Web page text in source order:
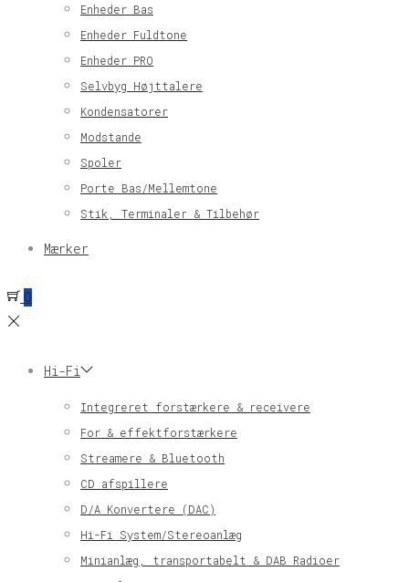
Enheder Bas
Enheder Fuldtone
Enheder PRO
Selvbyg Højttalere
Kondensatorer
Modstande
Spoler
Porte Bas/Mellemtone
Stik, Terminaler & Tilbehør
Mærker
0
Hi-Fi
Integreret forstærkere & receivere
For & effektforstærkere
Streamere & Bluetooth
CD afspillere
D/A Konvertere (DAC)
Hi-Fi System/Stereoanlæg
Minianlæg, transportabelt & DAB Radioer